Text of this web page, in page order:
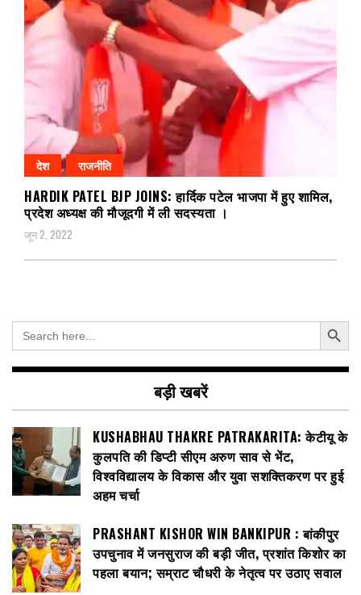
देश राजनीति
HARDIK PATEL BJP JOINS: हार्दिक पटेल भाजपा में हुए शामिल,
प्रदेश अध्यक्ष की मौजूदगी में ली सदस्यता ।
जून 2, 2022
Search
for:
Search Button
बड़ी खबरें
KUSHABHAU THAKRE PATRAKARITA: केटीयू के
कुलपति की डिप्टी सीएम अरुण साव से भेंट,
विश्वविद्यालय के विकास और युवा सशक्तिकरण पर हुई
अहम चर्चा
PRASHANT KISHOR WIN BANKIPUR : बांकीपुर
उपचुनाव में जनसुराज की बड़ी जीत, प्रशांत किशोर का
पहला बयान; सम्राट चौधरी के नेतृत्व पर उठाए सवाल